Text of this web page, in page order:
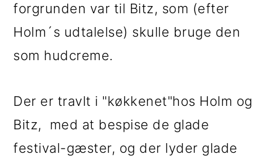
forgrunden var til Bitz, som (efter
Holm´s udtalelse) skulle bruge den
som hudcreme.
Der er travlt i "køkkenet"hos Holm og
Bitz, med at bespise de glade
festival-gæster, og der lyder glade